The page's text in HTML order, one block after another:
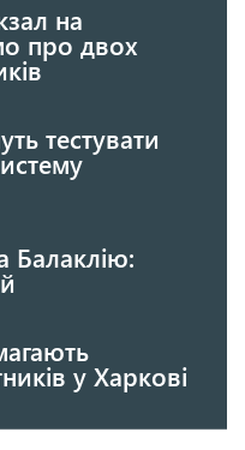
на
про двох
тестувати
Балаклію:
у Харкові